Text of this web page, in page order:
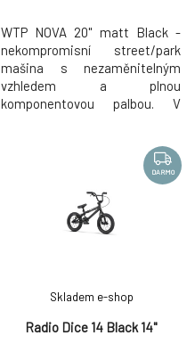
WTP NOVA 20" matt Black -
nekompromisní street/park
mašina s nezaměnitelným
vzhledem a plnou
komponentovou palbou. V
model pro začátečníky s
názvem We The People Nova.
WTP Nova 2021 nabízí lehký
rám s nově upravou geometrií
dle nejnovějších trendů, tedy s
DARMO
Radio Dice 14 Black 14"
Skladem e-shop